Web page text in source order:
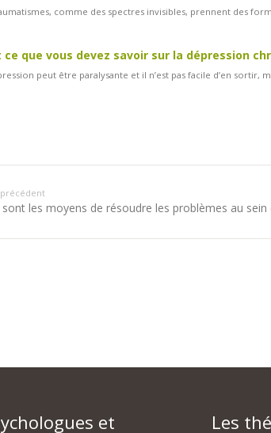
comme des spectres invisibles, prennent des
ce que vous devez savoir sur la dépression
peut être paralysante et il n’est pas facile d’en
sont les moyens de résoudre les problèmes au sein
et
Les